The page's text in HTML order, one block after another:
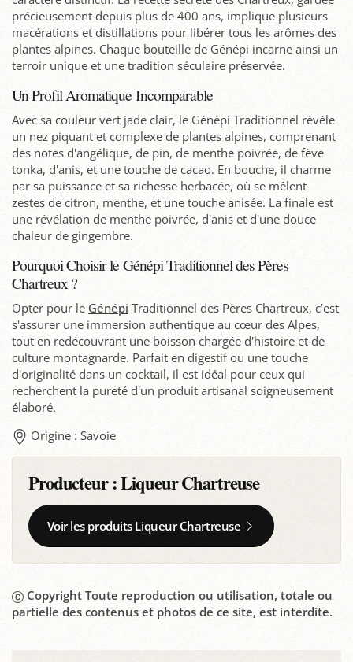
précieusement depuis plus de 400 ans, implique plusieurs
macérations et distillations pour libérer tous les arômes des
plantes alpines. Chaque bouteille de Génépi incarne ainsi un
terroir unique et une tradition séculaire préservée.
Un Profil Aromatique Incomparable
Avec sa couleur vert jade clair, le Génépi Traditionnel révèle
un nez piquant et complexe de plantes alpines, comprenant
des notes d'angélique, de pin, de menthe poivrée, de fève
tonka, d'anis, et une touche de cacao. En bouche, il charme
par sa puissance et sa richesse herbacée, où se mêlent
zestes de citron, menthe, et une touche anisée. La finale est
une révélation de menthe poivrée, d'anis et d'une douce
chaleur de gingembre.
Pourquoi Choisir le Génépi Traditionnel des Pères
Chartreux ?
Opter pour le Génépi Traditionnel des Pères Chartreux, c’est
s'assurer une immersion authentique au cœur des Alpes,
tout en redécouvrant une boisson chargée d'histoire et de
culture montagnarde. Parfait en digestif ou une touche
d'originalité dans un cocktail, il est idéal pour ceux qui
recherchent la pureté d'un produit artisanal soigneusement
élaboré.
Origine : Savoie
Producteur :Liqueur Chartreuse
Voir les produits Liqueur Chartreuse
Copyright Toute reproduction ou utilisation, totale ou
partielle des contenus et photos de ce site, est interdite.